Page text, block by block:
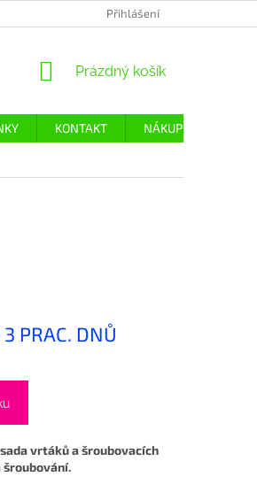
Přihlášení
NÁKUPNÍ
Prázdný košík
KONTAKT NÁKUP
PRAC. DNŮ
vrtáků a šroubovacích